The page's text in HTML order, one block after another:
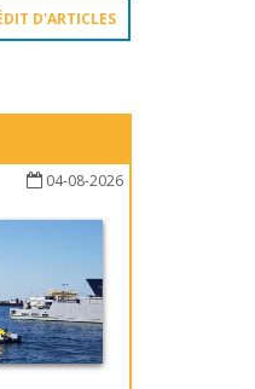
D'ARTICLES
04-08-2026